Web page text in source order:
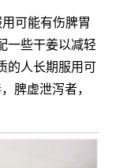
可能有伤脾胃
一些干姜以减轻
的人长期服用可
脾虚泄泻者，